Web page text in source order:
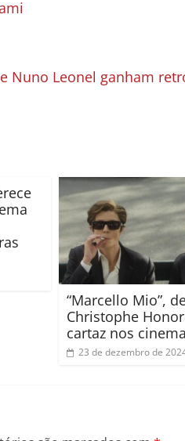
Nuno Leonel ganham
“Marcello Mio”,
Christophe
cartaz nos
23 de dezembro de